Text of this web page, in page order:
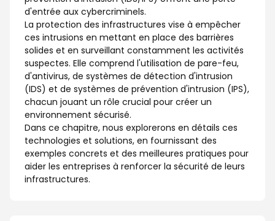
d'entrée aux cybercriminels.
La protection des infrastructures vise à empêcher
ces intrusions en mettant en place des barrières
solides et en surveillant constamment les activités
suspectes. Elle comprend l'utilisation de pare-feu,
d'antivirus, de systèmes de détection d'intrusion
(IDS) et de systèmes de prévention d'intrusion (IPS),
chacun jouant un rôle crucial pour créer un
environnement sécurisé.
Dans ce chapitre, nous explorerons en détails ces
technologies et solutions, en fournissant des
exemples concrets et des meilleures pratiques pour
aider les entreprises à renforcer la sécurité de leurs
infrastructures.